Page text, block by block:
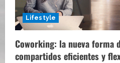
Lifestyle
Coworking: la nueva forma
compartidos eficientes y